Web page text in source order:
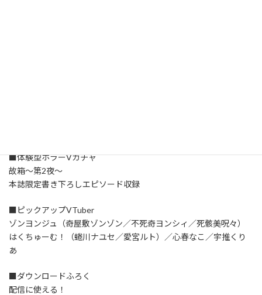
■体験型ホラーVガチャ
故箱～第2夜～
本誌限定書き下ろしエピソード収録
■ピックアップVTuber
ゾンヨンジュ（奇屋敷ゾンゾン／不死奇ヨンシィ／死骸美呪々）
はくちゅーむ！（蜷川ナユセ／愛宮ルト）／心春なこ／宇推くり
あ
■ダウンロードふろく
配信に使える！